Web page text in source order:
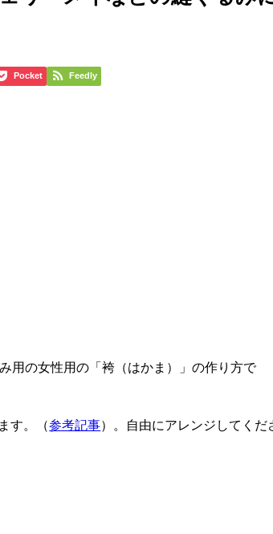
Pocket Feedly
用の女性用の「袴（はかま）」の作り方で
す。（参考記事）。自由にアレンジしてくだ